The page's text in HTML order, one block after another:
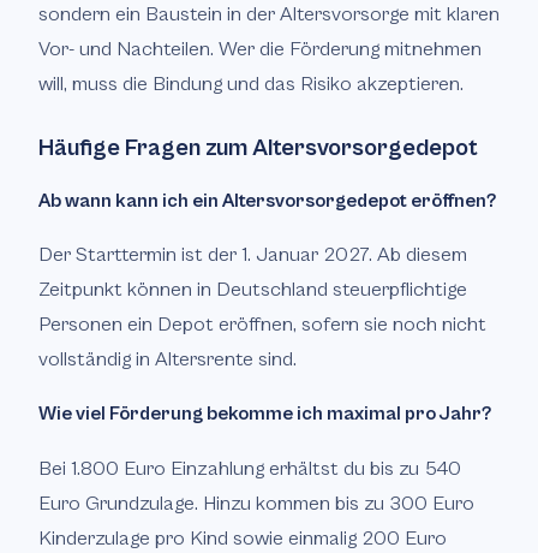
sondern ein Baustein in der Altersvorsorge mit klaren
Vor- und Nachteilen. Wer die Förderung mitnehmen
will, muss die Bindung und das Risiko akzeptieren.
Häufige Fragen zum Altersvorsorgedepot
Ab wann kann ich ein Altersvorsorgedepot eröffnen?
Der Starttermin ist der 1. Januar 2027. Ab diesem
Zeitpunkt können in Deutschland steuerpflichtige
Personen ein Depot eröffnen, sofern sie noch nicht
vollständig in Altersrente sind.
Wie viel Förderung bekomme ich maximal pro Jahr?
Bei 1.800 Euro Einzahlung erhältst du bis zu 540
Euro Grundzulage. Hinzu kommen bis zu 300 Euro
Kinderzulage pro Kind sowie einmalig 200 Euro